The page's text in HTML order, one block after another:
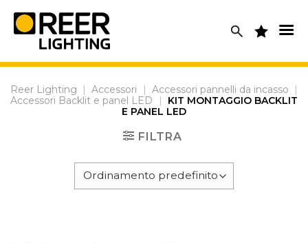
content
Reer Lighting | Accessori | Accessori pannelli da incasso
|
Accessori Backlit e panel LED
|
KIT MONTAGGIO BACKLIT
E PANEL LED
FILTRA